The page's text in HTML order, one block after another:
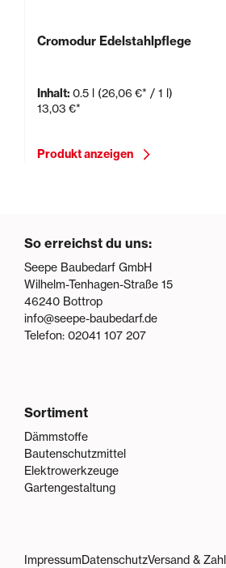
Cromodur Edelstahlpflege
Inhalt: 0.5 l (26,06 €* / 1 l)
13,03 €*
Produkt anzeigen
So erreichst du uns:
Seepe Baubedarf GmbH
Wilhelm-Tenhagen-Straße 15
46240 Bottrop
info@seepe-baubedarf.de
Telefon: 02041 107 207
Sortiment
Dämmstoffe
Bautenschutzmittel
Elektrowerkzeuge
Gartengestaltung
ImpressumDatenschutzVersand &